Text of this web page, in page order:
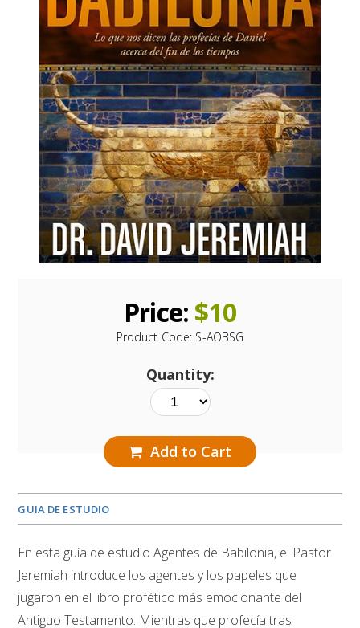
Price: $10
Product Code: S-AOBSG
Quantity:
Add to Cart
GUIA DE ESTUDIO
En esta guía de estudio Agentes de Babilonia, el Pastor
Jeremiah introduce los agentes y los papeles que
jugaron en el libro profético más emocionante del
Antiguo Testamento. Mientras que profecía tras